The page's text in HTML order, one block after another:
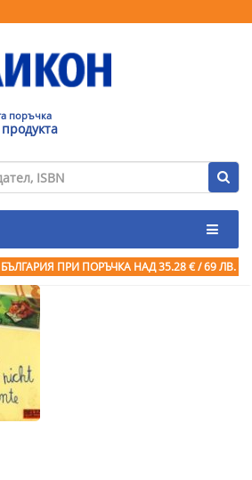
поръчка
ПРИ ПОРЪЧКА НАД 35.28 € / 69 ЛВ.